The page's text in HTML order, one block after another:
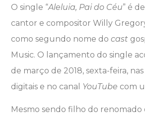
O single “Aleluia, Pai do Céu” é
cantor e compositor Willy
como segundo nome docast
Music. O lançamento do single
de março de 2018, sexta-feira,
digitais e no canal YouTube com
Mesmo sendo filho do